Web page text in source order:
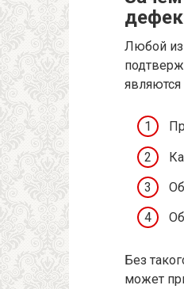
Любой
Без
может